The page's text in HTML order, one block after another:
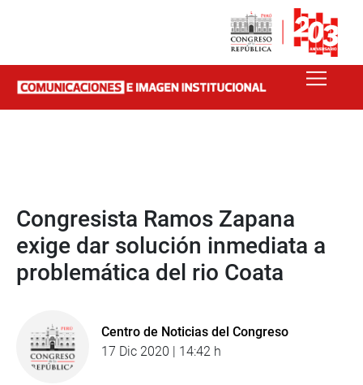
Congresista Ramos Zapana
exige dar solución inmediata a
problemática del rio Coata
Centro de Noticias del Congreso
17 Dic 2020 | 14:42 h